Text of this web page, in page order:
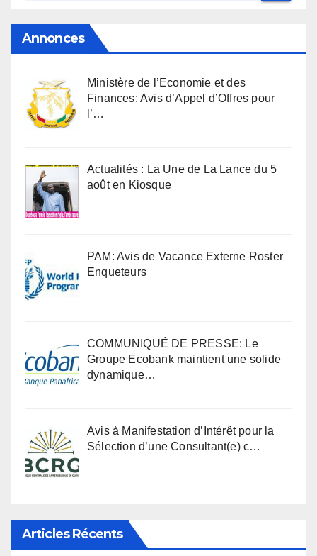
Annonces
Ministère de l’Economie et des
Finances: Avis d’Appel d’Offres pour
l’…
Actualités : La Une de La Lance du 5
août en Kiosque
PAM: Avis de Vacance Externe Roster
Enqueteurs
COMMUNIQUÉ DE PRESSE: Le
Groupe Ecobank maintient une solide
dynamique…
Avis à Manifestation d’Intérêt pour la
Sélection d’une Consultant(e) c…
Articles Récents